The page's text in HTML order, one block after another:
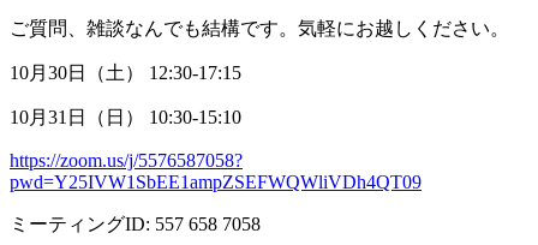
ご質問、雑談なんでも結構です。気軽にお越しください。
10月 30日（土） 12:30-17:15
10月 31 日（日） 10:30-15:10
https://zoom.us/j/5576587058?
pwd=Y25IVW1SbEE1ampZSEFWQWliVDh4QT09
ミーティングID: 557 658 7058